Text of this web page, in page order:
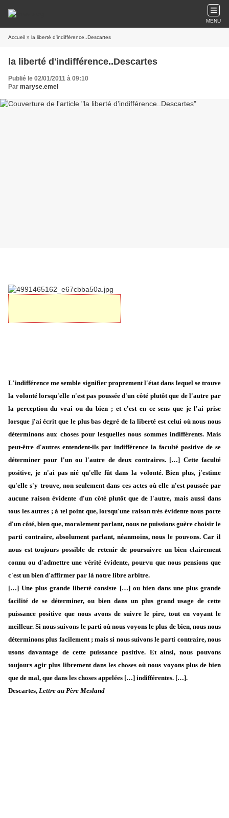
MENU
Accueil » la liberté d'indifférence..Descartes
la liberté d'indifférence..Descartes
Publié le 02/01/2011 à 09:10
Par maryse.emel
L'indifférence me semble signifier proprement l'état dans lequel se trouve
la volonté lorsqu'elle n'est pas poussée d'un côté plutôt que de l'autre par
la perception du vrai ou du bien ; et c'est en ce sens que je l'ai prise
lorsque j'ai écrit que le plus bas degré de la liberté est celui où nous nous
déterminons aux choses pour lesquelles nous sommes indifférents. Mais
peut-être d'autres entendent-ils par indifférence la faculté positive de se
déterminer pour l'un ou l'autre de deux contraires. […] Cette faculté
positive, je n'ai pas nié qu'elle fût dans la volonté. Bien plus, j'estime
qu'elle s'y trouve, non seulement dans ces actes où elle n'est poussée par
aucune raison évidente d'un côté plutôt que de l'autre, mais aussi dans
tous les autres ; à tel point que, lorsqu'une raison très évidente nous porte
d'un côté, bien que, moralement parlant, nous ne puissions guère choisir le
parti contraire, absolument parlant, néanmoins, nous le pouvons. Car il
nous est toujours possible de retenir de poursuivre un bien clairement
connu ou d'admettre une vérité évidente, pourvu que nous pensions que
c'est un bien d'affirmer par là notre libre arbitre.
[…] Une plus grande liberté consiste […] ou bien dans une plus grande
facilité de se déterminer, ou bien dans un plus grand usage de cette
puissance positive que nous avons de suivre le pire, tout en voyant le
meilleur. Si nous suivons le parti où nous voyons le plus de bien, nous nous
déterminons plus facilement ; mais si nous suivons le parti contraire, nous
usons davantage de cette puissance positive. Et ainsi, nous pouvons
toujours agir plus librement dans les choses où nous voyons plus de bien
que de mal, que dans les choses appelées […] indifférentes. […].
Descartes, Lettre au Père Mesland